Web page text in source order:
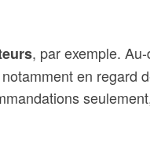
, par exemple.
en regard